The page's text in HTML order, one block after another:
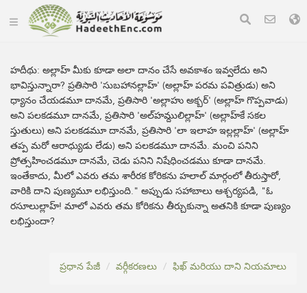
హదీథు:అల్లాహ్ మీకు కూడా అలా దానం చేసే అవకాశం ఇవ్వలేదు అని
భావిస్తున్నారా? ప్రతిసారి 'సుబహానల్లాహ్' (అల్లాహ్ పరమ పవిత్రుడు) అని
ధ్యానం చేయడమూ దానమే, ప్రతిసారి 'అల్లాహు అక్బర్' (అల్లాహ్ గొప్పవాడు)
అని పలకడమూ దానమే, ప్రతిసారి 'అల్‌హమ్దులిల్లాహ్' (అల్లాహ్‌కే సకల
స్తుతులు) అని పలకడమూ దానమే, ప్రతిసారి 'లా ఇలాహ ఇల్లల్లాహ్' (అల్లాహ్
తప్ప మరో ఆరాధ్యుడు లేడు) అని పలకడమూ దానమే. మంచి పనిని
ప్రోత్సహించడమూ దానమే, చెడు పనిని నిషేధించడము కూడా దానమే.
ఇంతేకాదు, మీలో ఎవరు తమ శారీరక కోరికను హలాల్ మార్గంలో తీరుస్తారో,
వారికి దాని పుణ్యమూ లభిస్తుంది." అప్పుడు సహాబాలు ఆశ్చర్యపడి, "ఓ
రసూలుల్లాహ్! మాలో ఎవరు తమ కోరికను తీర్చుకున్నా అతనికి కూడా పుణ్యం
లభిస్తుందా?
ప్రధాన పేజీ వర్గీకరణలు ఫిఖ్ మరియు దాని నియమాలు